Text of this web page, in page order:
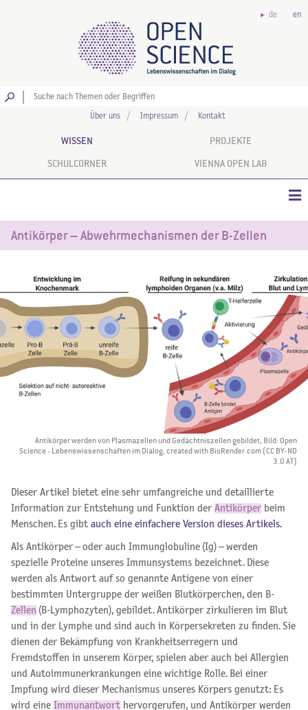
de en
Über uns Impressum Kontakt
WISSEN PROJEKTE
SCHULCORNER VIENNA OPEN LAB
Antikörper – Abwehrmechanismen der B-Zellen
Antikörper werden von Plasmazellen und Gedächtniszellen gebildet, Bild: Open
Science - Lebenswissenschaften im Dialog, created with BioRender.com (CC BY-ND
3.0 AT)
Dieser Artikel bietet eine sehr umfangreiche und detaillierte
Information zur Entstehung und Funktion der Antikörper beim
Menschen. Es gibt auch eine einfachere Version dieses Artikels.
Als Antikörper – oder auch Immunglobuline (Ig) – werden
spezielle Proteine unseres Immunsystems bezeichnet. Diese
werden als Antwort auf so genannte Antigene von einer
bestimmten Untergruppe der weißen Blutkörperchen, den B-
Zellen (B-Lymphozyten), gebildet. Antikörper zirkulieren im Blut
und in der Lymphe und sind auch in Körpersekreten zu finden. Sie
dienen der Bekämpfung von Krankheitserregern und
Fremdstoffen in unserem Körper, spielen aber auch bei Allergien
und Autoimmunerkrankungen eine wichtige Rolle. Bei einer
Impfung wird dieser Mechanismus unseres Körpers genutzt: Es
wird eine
Immunantwort hervorgerufen, und Antikörper werden